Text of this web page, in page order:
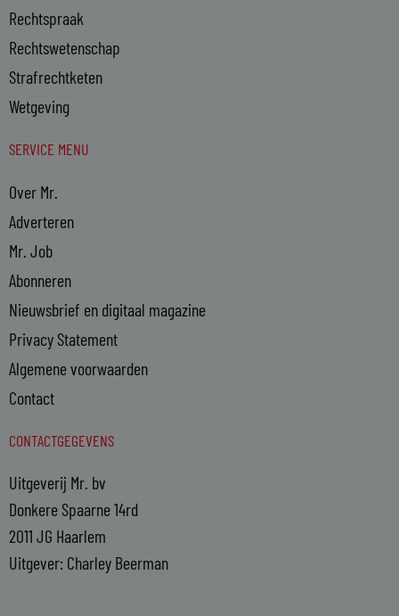
Rechtspraak
Rechtswetenschap
Strafrechtketen
Wetgeving
SERVICE MENU
Over Mr.
Adverteren
Mr. Job
Abonneren
Nieuwsbrief en digitaal magazine
Privacy Statement
Algemene voorwaarden
Contact
CONTACTGEGEVENS
Uitgeverij Mr. bv
Donkere Spaarne 14rd
2011 JG Haarlem
Uitgever: Charley Beerman